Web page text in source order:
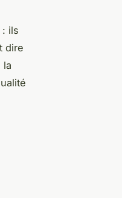
ils
dire
la